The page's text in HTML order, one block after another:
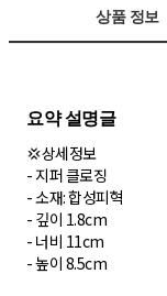
상품 정보
요약 설명글
💢상세정보
- 지퍼 클로징
- 소재: 합성피혁
- 깊이 1.8cm
- 너비 11cm
- 높이 8.5cm